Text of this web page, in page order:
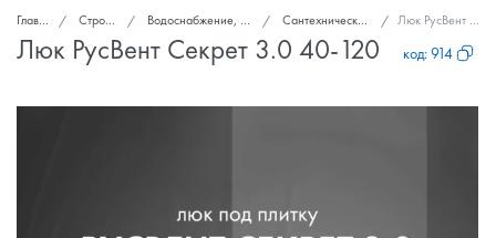
Главная Стройка и ремонт Водоснабжение, канализация, вентиляция Сантехнические ревизионные люки Люк РусВент Секрет 3.0 40-120
Люк РусВент Секрет 3.0 40-120 код:914